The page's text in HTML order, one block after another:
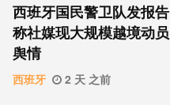
西班牙国民警卫队发报告
称社媒现大规模越境动员
舆情
西班牙 2 天 之前